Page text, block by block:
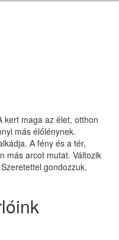
kert maga az élet, otthon
más élőlénynek.
A fény és a tér,
más arcot mutat. Változik
gondozzuk,